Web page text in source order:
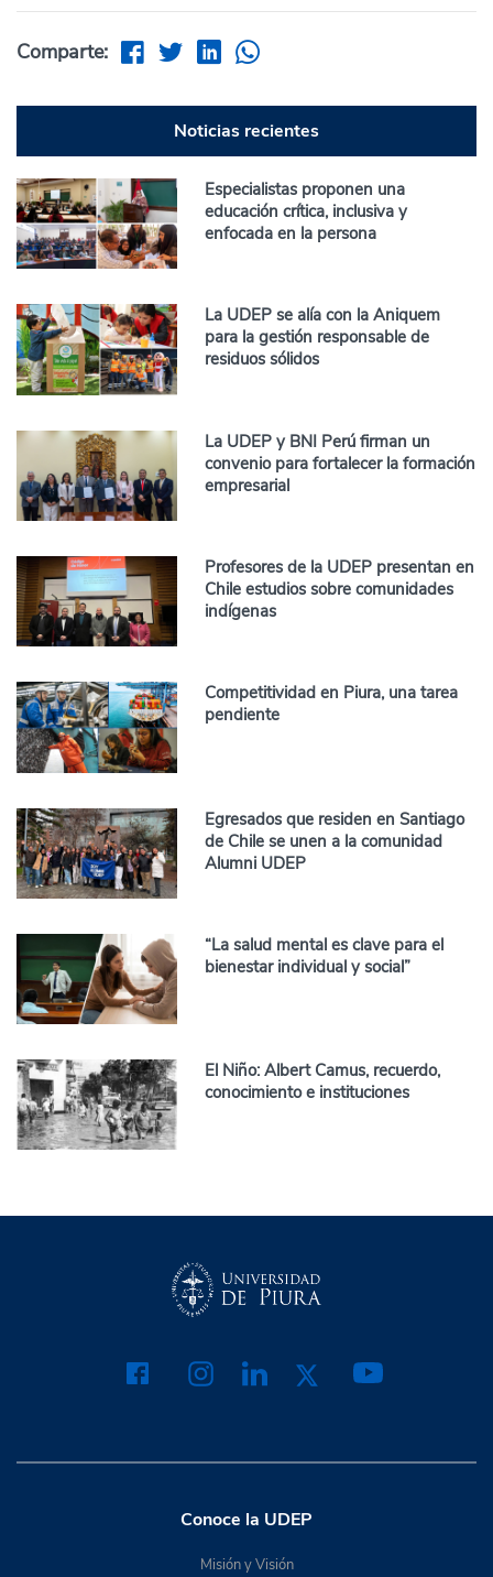
Comparte:
Noticias recientes
Especialistas proponen una
educación crítica, inclusiva y
enfocada en la persona
La UDEP se alía con la Aniquem
para la gestión responsable de
residuos sólidos
La UDEP y BNI Perú firman un
convenio para fortalecer la formación
empresarial
Profesores de la UDEP presentan en
Chile estudios sobre comunidades
indígenas
Competitividad en Piura, una tarea
pendiente
Egresados que residen en Santiago
de Chile se unen a la comunidad
Alumni UDEP
“La salud mental es clave para el
bienestar individual y social”
El Niño: Albert Camus, recuerdo,
conocimiento e instituciones
Conoce la UDEP
Misión y Visión